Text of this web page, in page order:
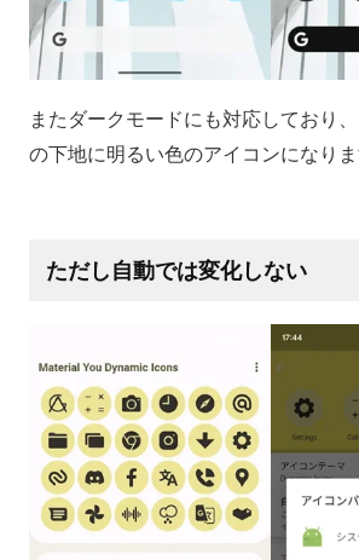
またダークモードにも対応しており
の下地に明るい色のアイコンになりま
ただし自動では変化しない